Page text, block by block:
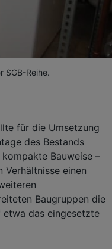
SGB-Reihe.
für die Umsetzung
des Bestands
Bauweise –
einen
Baugruppen die
das eingesetzte